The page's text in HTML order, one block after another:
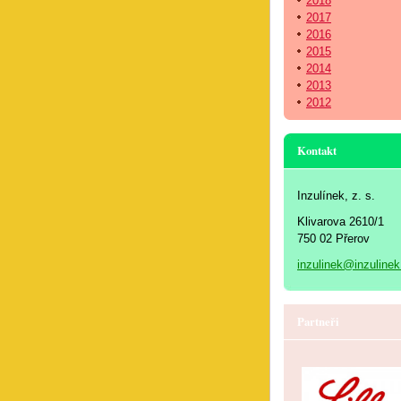
2017
2016
2015
2014
2013
2012
Kontakt
Inzulínek, z. s.
Klivarova 2610/1
750 02 Přerov
Partneři